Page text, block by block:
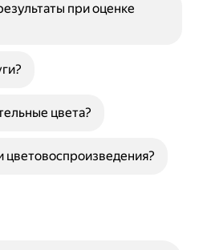
при оценке
цвета?
цветовоспроизведения?